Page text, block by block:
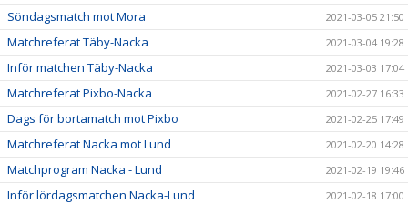
Söndagsmatch mot Mora 2021-03-05 21:50
Matchreferat Täby-Nacka 2021-03-04 19:28
Inför matchen Täby-Nacka 2021-03-03 17:04
Matchreferat Pixbo-Nacka 2021-02-27 16:33
Dags för bortamatch mot Pixbo 2021-02-25 17:49
Matchreferat Nacka mot Lund 2021-02-20 14:28
Matchprogram Nacka - Lund 2021-02-19 19:46
Inför lördagsmatchen Nacka-Lund 2021-02-18 17:00